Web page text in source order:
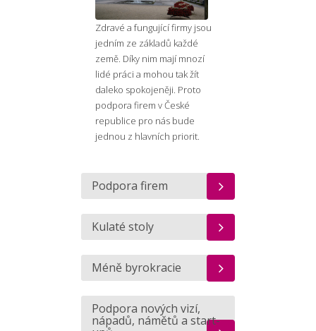
Zdravé a fungující firmy jsou
jedním ze základů každé
země. Díky nim mají mnozí
lidé práci a mohou tak žít
daleko spokojeněji. Proto
podpora firem v České
republice pro nás bude
jednou z hlavních priorit.
Podpora firem
Kulaté stoly
Méně byrokracie
Podpora nových vizí,
nápadů, námětů a start-